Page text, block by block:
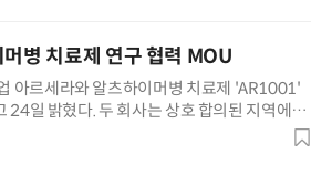
병 치료제 연구 협력 MOU
아르세라와 알츠하이머병 치료제 'AR1001'
일 밝혔다. 두 회사는 상호 합의된 지역에서
AR1001 독점 판매권 계약, 전